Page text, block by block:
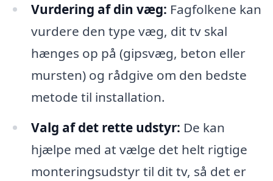
Vurdering af din væg: Fagfolkene kan
vurdere den type væg, dit tv skal
hænges op på (gipsvæg, beton eller
mursten) og rådgive om den bedste
metode til installation.
Valg af det rette udstyr: De kan
hjælpe med at vælge det helt rigtige
monteringsudstyr til dit tv, så det er